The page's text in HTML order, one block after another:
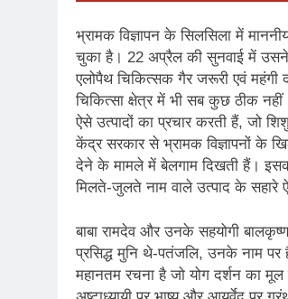
भ्रामक विज्ञापन के सिलसिला में
चुका है। 22 अप्रैल की सुनवाई में उसने
एलोपैथ चिकित्सक गैर जरूरी एवं महंगी
चिकित्सा क्षेत्र में भी सब कुछ ठीक
ऐसे उत्पादों का प्रचार करती हैं, जो
केंद्र सरकार से भ्रामक विज्ञापनों के
देने के मामले में बेलगाम दिखती हैं।
मिलते-जुलते नाम वाले उत्पाद के सहारे
बाबा रामदेव और उनके सहयोगी
प्रसिद्ध मुनि थे-पतंजलि, उनके नाम
महानतम रचना है जो योग दर्शन का मूल